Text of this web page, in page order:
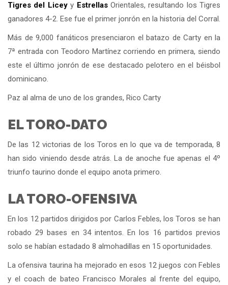
Tigres del Liceyy EstrellasOrientales, resultando los Tigres
ganadores 4-2. Ese fue el primer jonrón en la historia del Corral.
Más de 9,000 fanáticos presenciaron el batazo de Carty en la
7ª entrada con Teodoro Martínez corriendo en primera, siendo
este el último jonrón de ese destacado pelotero en el béisbol
dominicano.
Paz al alma de uno de los grandes, Rico Carty
EL TORO-DATO
De las 12 victorias de los Toros en lo que va de temporada, 8
han sido viniendo desde atrás. La de anoche fue apenas el 4º
triunfo taurino donde el equipo anota primero.
LA TORO-OFENSIVA
En los 12 partidos dirigidos por Carlos Febles, los Toros se han
robado 29 bases en 34 intentos. En los 16 partidos previos
solo se habían estadado 8 almohadillas en 15 oportunidades.
La ofensiva taurina ha mejorado en esos 12 juegos con Febles
y el coach de bateo Francisco Morales al frente del equipo,